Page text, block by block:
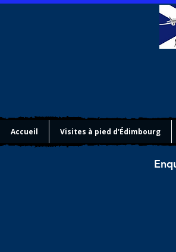
Accueil Visites à pied d'Édimbourg